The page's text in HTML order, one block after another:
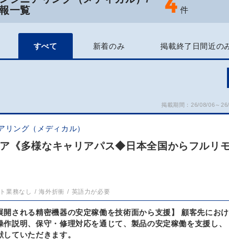
一覧
件
すべて 新着のみ 掲載終了日間近の
掲載期間：26/08/06～
ング（メディカル）
《多様なキャリアパス◆日本全国からフルリ
業務なし 海外折衝 英語力が必要
開される精密機器の安定稼働を技術面から支援】 顧客先におけ
説明、保守・修理対応を通じて、製品の安定稼働を支援し、
ていただきます。